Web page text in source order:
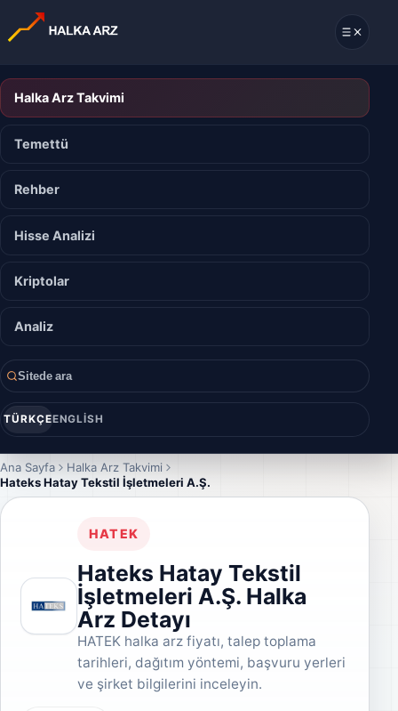
Halka Arz Takvimi
Temettü
Rehber
Hisse Analizi
Kriptolar
Analiz
Sitede ara
TÜRKÇEENGLISH
Ana Sayfa
Halka Arz Takvimi
Hateks Hatay Tekstil İşletmeleri A.Ş.
HATEK
Hateks Hatay Tekstil
İşletmeleri A.Ş. Halka
Arz Detayı
HATEK halka arz fiyatı, talep toplama
tarihleri, dağıtım yöntemi, başvuru yerleri
ve şirket bilgilerini inceleyin.